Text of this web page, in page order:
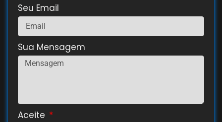
Seu Email
Sua Mensagem
Aceite